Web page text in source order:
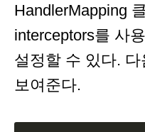
HandlerMapping
interceptors를 사
설정할 수 있다.
보여준다.